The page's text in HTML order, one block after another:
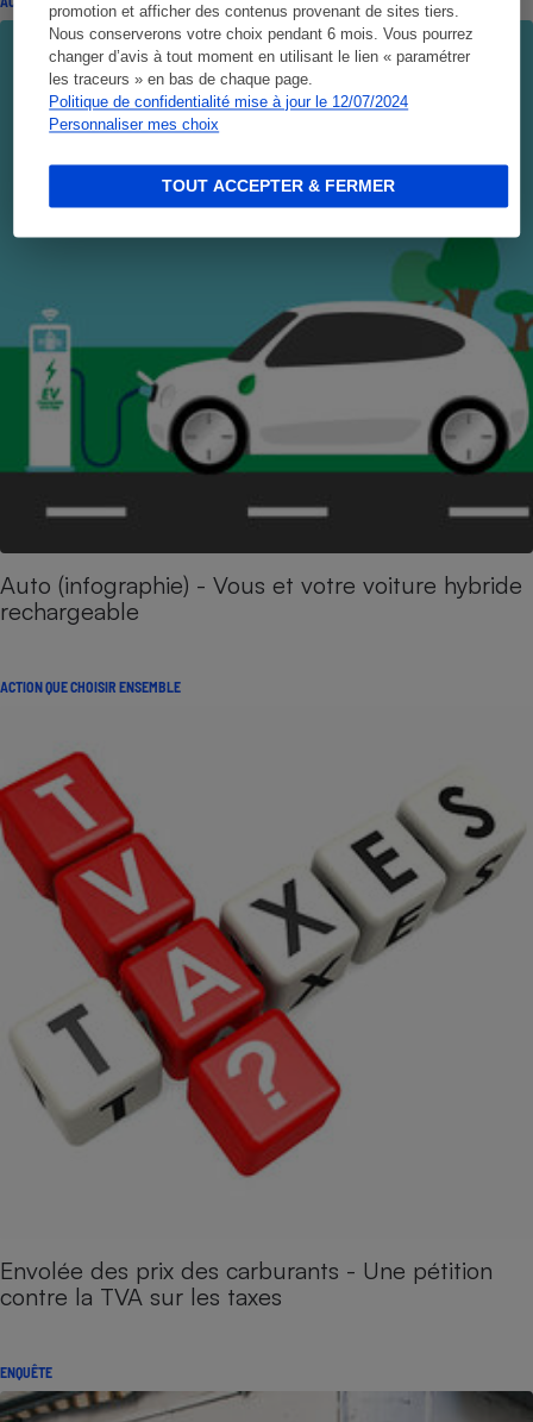
promotion et afficher des contenus provenant de sites tiers.
Nous conserverons votre choix pendant 6 mois. Vous pourrez
changer d’avis à tout moment en utilisant le lien « paramétrer
les traceurs » en bas de chaque page.
Politique de confidentialité mise à jour le 12/07/2024
Personnaliser mes choix
TOUT ACCEPTER & FERMER
Auto (infographie) - Vous et votre voiture hybride
rechargeable
ACTION QUE CHOISIR ENSEMBLE
Envolée des prix des carburants - Une pétition
contre la TVA sur les taxes
ENQUÊTE